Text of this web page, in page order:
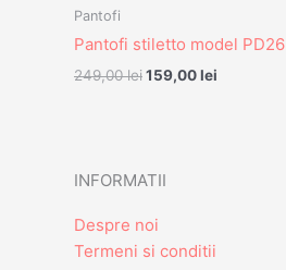
Pantofi
Pantofi stiletto model PD26
249,00lei
249,00 lei.
159,00lei
INFORMATII
Despre noi
Termeni si conditii